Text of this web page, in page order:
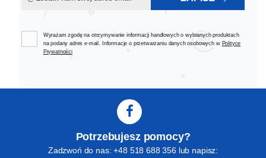
Wyrażam zgodę na otrzymywanie informacji handlowych o wybranych produktach
na podany adres e-mail. Informacje o przetwarzaniu danych osobowych w Polityce
Prywatności
Potrzebujesz pomocy?
Zadzwoń do nas: +48 518 688 356 lub napisz: